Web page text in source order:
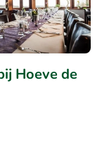
Hoeve de